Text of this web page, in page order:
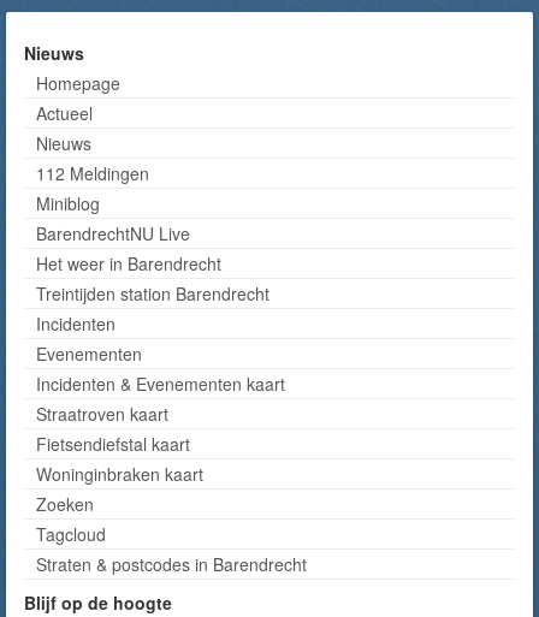
Nieuws
Homepage
Actueel
Nieuws
112 Meldingen
Miniblog
BarendrechtNU Live
Het weer in Barendrecht
Treintijden station Barendrecht
Incidenten
Evenementen
Incidenten & Evenementen kaart
Straatroven kaart
Fietsendiefstal kaart
Woninginbraken kaart
Zoeken
Tagcloud
Straten & postcodes in Barendrecht
Blijf op de hoogte